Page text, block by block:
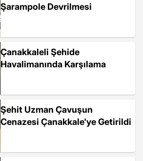
Şarampole Devrilmesi
Çanakkaleli Şehide
Havalimanında Karşılama
Şehit Uzman Çavuşun
Cenazesi Çanakkale'ye Getirildi